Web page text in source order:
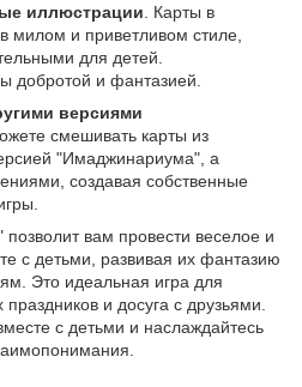
иллюстрации . Карты в
милом и приветливом стиле,
для детей.
добротой и фантазией.
версиями
смешивать карты из
"Имаджинариума", а
создавая собственные
вам провести веселое и
с детьми, развивая их фантазию
Это идеальная игра для
и досуга с друзьями.
с детьми и наслаждайтесь